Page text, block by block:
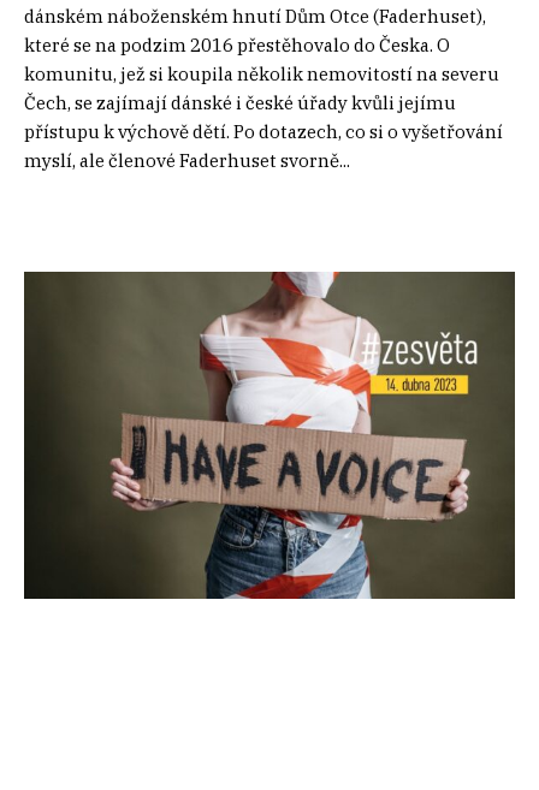
dánském náboženském hnutí Dům Otce (Faderhuset),
které se na podzim 2016 přestěhovalo do Česka. O
komunitu, jež si koupila několik nemovitostí na severu
Čech, se zajímají dánské i české úřady kvůli jejímu
přístupu k výchově dětí. Po dotazech, co si o vyšetřování
myslí, ale členové Faderhuset svorně...